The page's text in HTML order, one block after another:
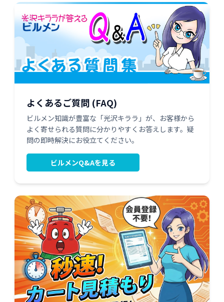
よくあるご質問 (FAQ)
ビルメン知識が豊富な「光沢キララ」が、お客様から
よく寄せられる質問に分かりやすくお答えします。疑
問の即時解決にお役立てください。
ビルメンQ&Aを見る